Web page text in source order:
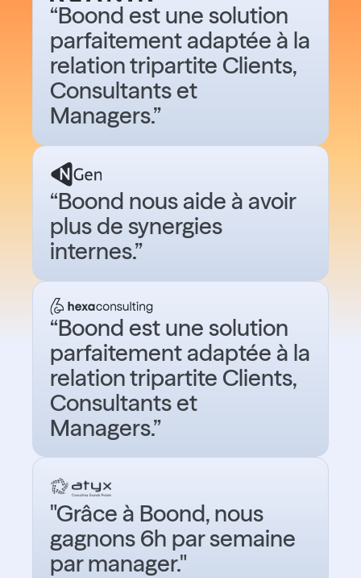
“Boond est une solution
parfaitement adaptée à la
relation tripartite Clients,
Consultants et
Managers.”
“Boond nous aide à avoir
plus de synergies
internes.”
“Boond est une solution
parfaitement adaptée à la
relation tripartite Clients,
Consultants et
Managers.”
"Grâce à Boond, nous
gagnons 6h par semaine
par manager."